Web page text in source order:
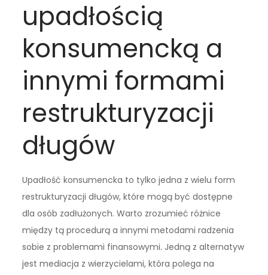
upadłością
konsumencką a
innymi formami
restrukturyzacji
długów
Upadłość konsumencka to tylko jedna z wielu form
restrukturyzacji długów, które mogą być dostępne
dla osób zadłużonych. Warto zrozumieć różnice
między tą procedurą a innymi metodami radzenia
sobie z problemami finansowymi. Jedną z alternatyw
jest mediacja z wierzycielami, która polega na